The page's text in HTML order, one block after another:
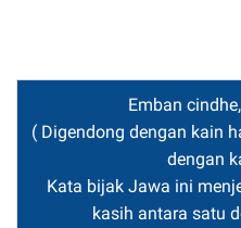
Emban
( Digendong dengan kain
dengan
Kata bijak Jawa ini
kasih antara satu